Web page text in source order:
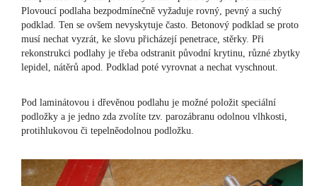
Plovoucí podlaha bezpodmínečně vyžaduje rovný, pevný a suchý
podklad. Ten se ovšem nevyskytuje často. Betonový podklad se proto
musí nechat vyzrát, ke slovu přicházejí penetrace, stěrky. Při
rekonstrukci podlahy je třeba odstranit původní krytinu, různé zbytky
lepidel, nátěrů apod. Podklad poté vyrovnat a nechat vyschnout.
Pod laminátovou i dřevěnou podlahu je možné položit speciální
podložky a je jedno zda zvolíte tzv. parozábranu odolnou vlhkosti,
protihlukovou či tepelněodolnou podložku.